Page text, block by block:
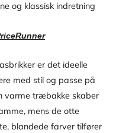
og klassisk indretning
er det ideelle
med stil og passe på
varme træbakke skaber
mens de otte
blandede farver tilfører